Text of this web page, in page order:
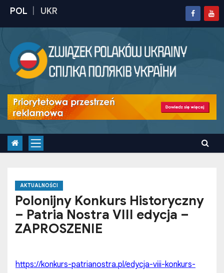
t
AKTUALNOŚCI
Polonijny Konkurs Historyczny
– Patria Nostra VIII edycja –
ZAPROSZENIE
https://konkurs-patrianostra.pl/edycja-viii-konkurs-